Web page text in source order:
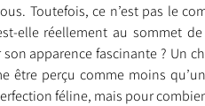
Toutefois, ce n’est pas le
elle réellement au sommet de
apparence fascinante ? Un
être perçu comme moins
féline, mais pour